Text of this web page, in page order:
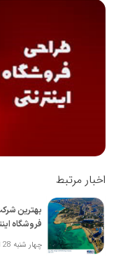
اخبار مرتبط
بهترین
فروشگاه
چهار شنبه 28 اردیبهشت 1401